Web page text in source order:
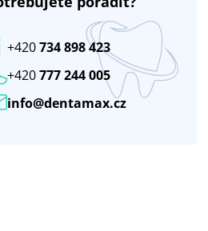
info@dentamax.cz
+420777 244 005
+420734 898 423